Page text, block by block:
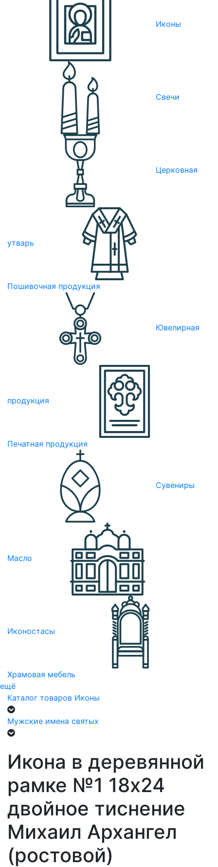
Иконы
Свечи
Церковная
утварь
Пошивочная продукция
Ювелирная
продукция
Печатная продукция
Сувениры
Масло
Иконостасы
Храмовая мебель
ещё
Каталог товаров Иконы
Мужские имена святых
Икона в деревянной
рамке №1 18х24
двойное тиснение
Михаил Архангел
(ростовой)